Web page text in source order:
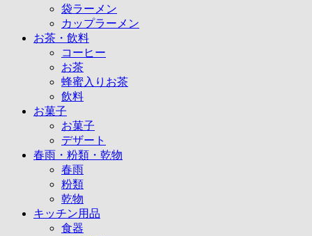
袋ラーメン
カップラーメン
お茶・飲料
コーヒー
お茶
蜂蜜入りお茶
飲料
お菓子
お菓子
デザート
春雨・粉類・乾物
春雨
粉類
乾物
キッチン用品
食器